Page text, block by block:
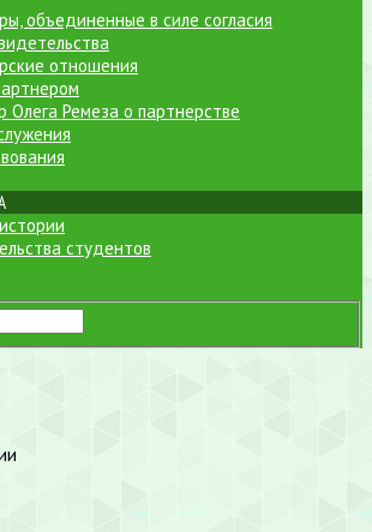
объединенные в силе согласия
отношения
Олега Ремеза о партнерстве
студентов